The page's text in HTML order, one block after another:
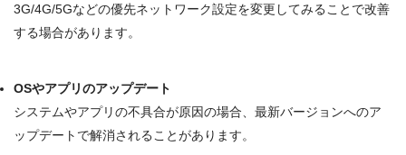
3G/4G/5Gなどの優先ネットワーク設定を変更してみることで改善
する場合があります。
OSやアプリのアップデート
システムやアプリの不具合が原因の場合、 最新バージョンへのア
ップデート で解消されることがあります。